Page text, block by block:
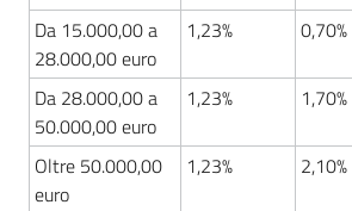
Da 15.000,00 a
28.000,00 euro
1,23% 0,70%
Da 28.000,00 a
50.000,00 euro
1,23% 1,70%
Oltre 50.000,00
euro
1,23% 2,10%